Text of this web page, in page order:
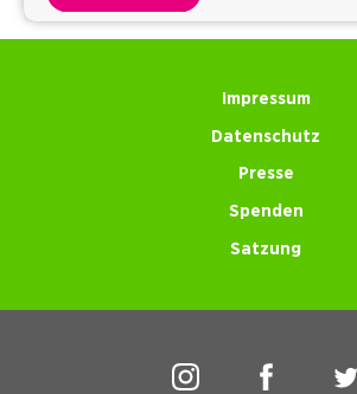
Impressum
Datenschutz
Presse
Spenden
Satzung